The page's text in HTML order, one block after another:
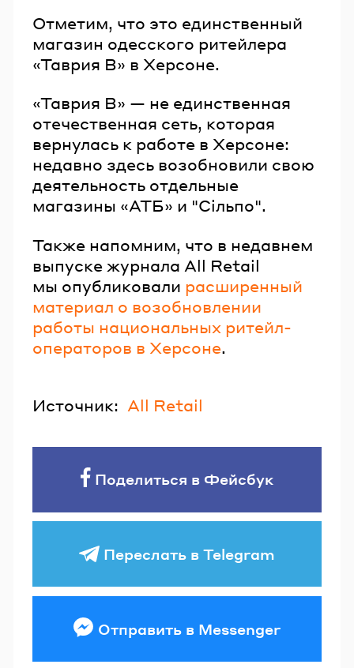
Отметим, что это единственный
магазин одесского ритейлера
«Таврия В» в Херсоне.
«Таврия В» — не единственная
отечественная сеть, которая
вернулась к работе в Херсоне:
недавно здесь возобновили свою
деятельность отдельные
магазины «АТБ» и "Сільпо".
Также напомним, что в недавнем
выпуске журнала All Retail
мы опубликовали расширенный
материал о возобновлении
работы национальных ритейл-
операторов в Херсоне.
Источник: All Retail
Поделиться в Фейсбук
Переслать в Telegram
Отправить в Messenger